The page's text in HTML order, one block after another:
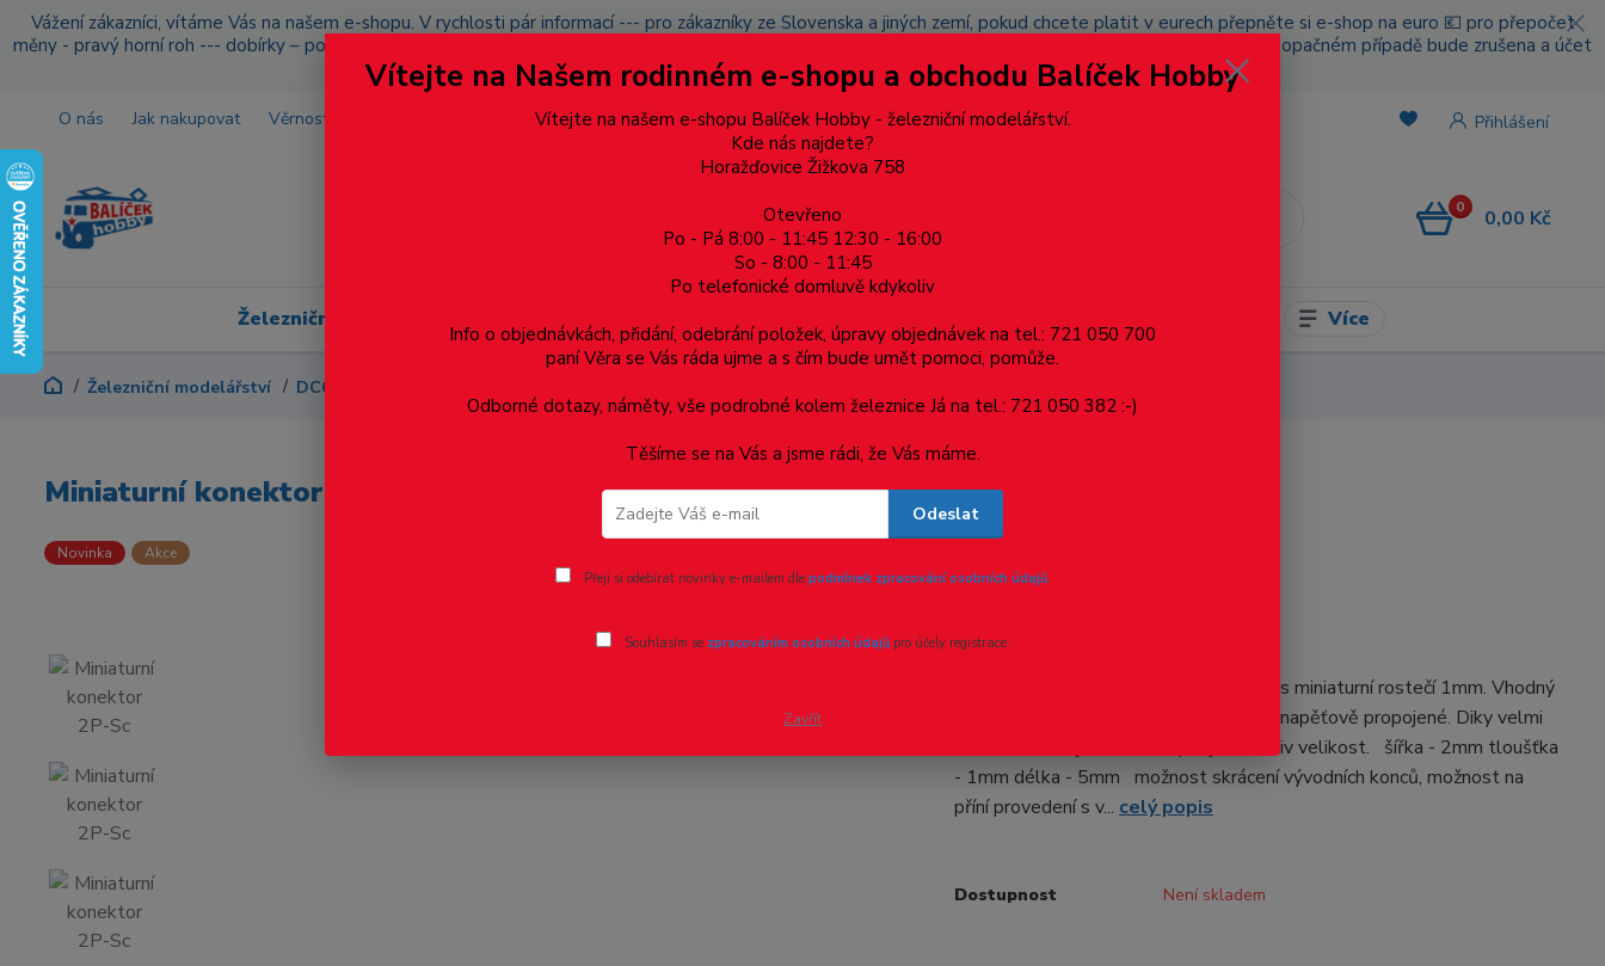
Vážení zákazníci, vítáme Vás na našem e-shopu. V rychlosti pár informací --- pro zákazníky ze Slovenska a jiných zemí, pokud chcete platit v eurech přepněte si e-shop na euro 💶 pro přepočet
měny - pravý horní roh --- dobírky – pokud si z nějakého důvodu zásilku nevyzvednete, bude po domluvě zaslána znovu s opětovnou platbou za poštovné, v opačném případě bude zrušena a účet
přidán na blacklist a rušeny následující objednávky.
O nás Jak nakupovat Věrnostní program Doprava a platba Více Přihlášení
0 0,00 Kč
Železniční modelářství Dárkové poukazy, upomínkové předměty Více
Železniční modelářství DCC - Digitalizace
Miniaturní konektor 2P-Sc
Novinka Akce
Miniaturní konektor dvoupólový samec s miniaturní rostečí 1mm. Vhodný
jako propojka mezi vozy, které mají být napěťově propojené. Diky velmi
malé velikosti jsou vhotné pro jakoukoliv velikost. šířka - 2mm tloušťka
- 1mm délka - 5mm možnost skrácení vývodních konců, možnost na
příní provedení s v... celý popis
Dostupnost Není skladem
Vítejte na Našem rodinném e-shopu a obchodu Balíček Hobby
Vítejte na našem e-shopu Balíček Hobby - železniční modelářství.
Kde nás najdete?
Horažďovice Žižkova 758
Otevřeno
Po - Pá 8:00 - 11:45 12:30 - 16:00
So - 8:00 - 11:45
Po telefonické domluvě kdykoliv
Info o objednávkách, přidání, odebrání položek, úpravy objednávek na tel.: 721 050 700
paní Věra se Vás ráda ujme a s čím bude umět pomoci, pomůže.
Odborné dotazy, náměty, vše podrobné kolem železnice Já na tel.: 721 050 382 :-)
Těšíme se na Vás a jsme rádi, že Vás máme.
Odeslat
Přeji si odebírat novinky e-mailem dle podmínek zpracování osobních údajů.
Souhlasím se zpracováním osobních údajůpro účely registrace.
Zavřít